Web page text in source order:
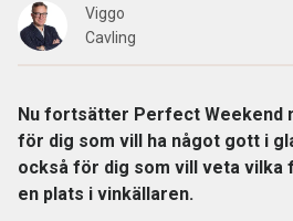
Viggo
Cavling
Nu fortsätter Perfect Weekend
för dig som vill ha något gott i
också för dig som vill veta vilka
en plats i vinkällaren.